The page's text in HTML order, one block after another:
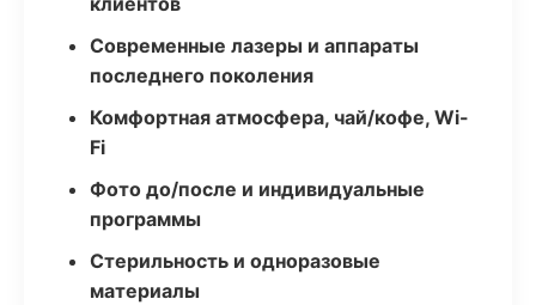
Современные лазеры и аппараты
последнего поколения
Комфортная атмосфера, чай/кофе, Wi-
Fi
Фото до/после и индивидуальные
программы
Стерильность и одноразовые
материалы